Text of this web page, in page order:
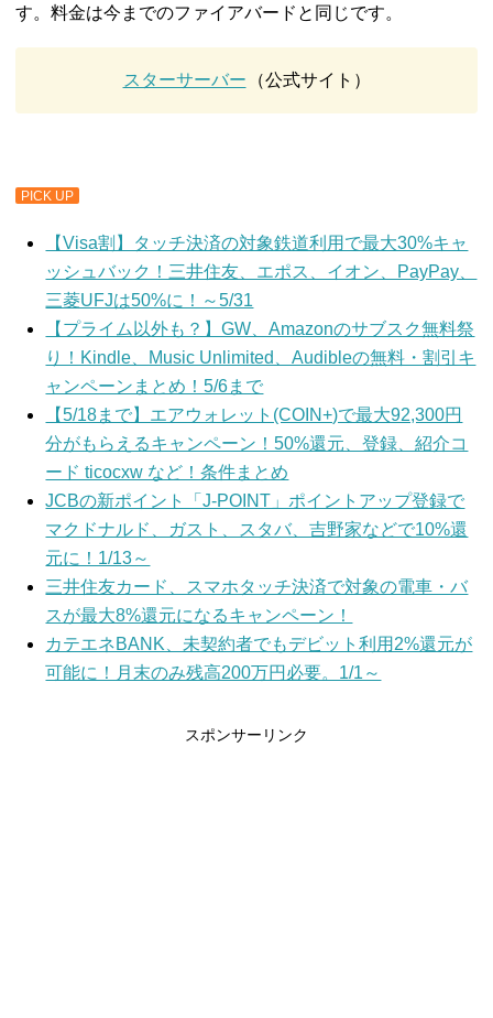
す。料金は今までのファイアバードと同じです。
スターサーバー （公式サイト）
PICK UP
【Visa割】タッチ決済の対象鉄道利用で最大30%キャ
ッシュバック！三井住友、エポス、イオン、PayPay、
三菱UFJは50%に！～5/31
【プライム以外も？】GW、Amazonのサブスク無料祭
り！Kindle、Music Unlimited、Audibleの無料・割引キ
ャンペーンまとめ！5/6まで
【5/18まで】エアウォレット(COIN+)で最大92,300円
分がもらえるキャンペーン！50%還元、登録、紹介コ
ード ticocxw など！条件まとめ
JCBの新ポイント「J-POINT」ポイントアップ登録で
マクドナルド、ガスト、スタバ、吉野家などで10%還
元に！1/13～
三井住友カード、スマホタッチ決済で対象の電車・バ
スが最大8%還元になるキャンペーン！
カテエネBANK、未契約者でもデビット利用2%還元が
可能に！月末のみ残高200万円必要。1/1～
スポンサーリンク